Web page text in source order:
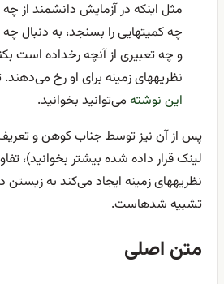
مثل اینکه در آزمایش دانشمند از چه
چه کمیتهایی را بسنجد، به دنبال
و چه تعبیری از آنچه رخداده است
نظریههای زمینه برای او رخ
این نوشته می‌توانید بخوانید.
پس از آن نیز توسط جناب کوهن و
لینک قرار داده شده بیشتر بخوانید)،
نظریههای زمینه ایجاد می‌کند به زیستن
تشبیه شدهاست.
متن اصلی